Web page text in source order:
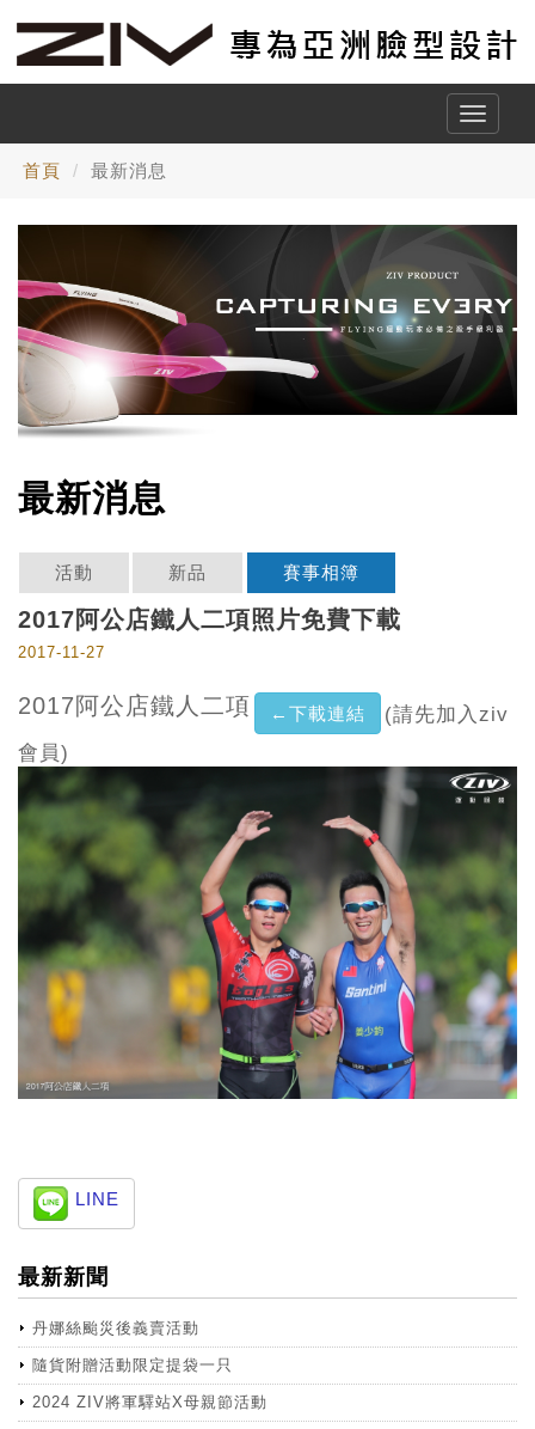
Toggle
首頁 最新消息
最新消息
活動 新品 賽事相簿
2017阿公店鐵人二項照片免費下載
2017-11-27
2017阿公店鐵人二項 ←下載連結
(請先加入ziv
會員)
LINE
最新新聞
丹娜絲颱災後義賣活動
隨貨附贈活動限定提袋一只
2024 ZIV將軍驛站X母親節活動